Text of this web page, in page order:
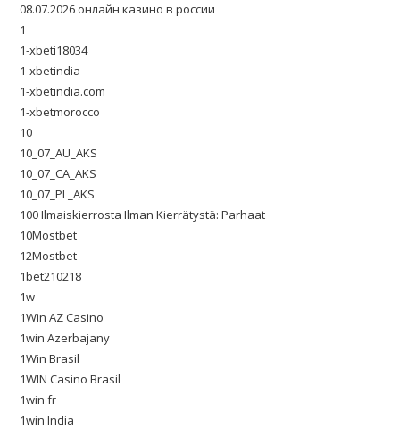
08.07.2026 онлайн казино в россии
1
1-xbeti18034
1-xbetindia
1-xbetindia.com
1-xbetmorocco
10
10_07_AU_AKS
10_07_CA_AKS
10_07_PL_AKS
100 Ilmaiskierrosta Ilman Kierrätystä: Parhaat
10Mostbet
12Mostbet
1bet210218
1w
1Win AZ Casino
1win Azerbajany
1Win Brasil
1WIN Casino Brasil
1win fr
1win India